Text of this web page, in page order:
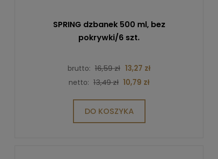
SPRING dzbanek 500 ml, bez
pokrywki/6 szt.
brutto: 16,59 zł 13,27 zł
netto: 13,49 zł 10,79 zł
DO KOSZYKA